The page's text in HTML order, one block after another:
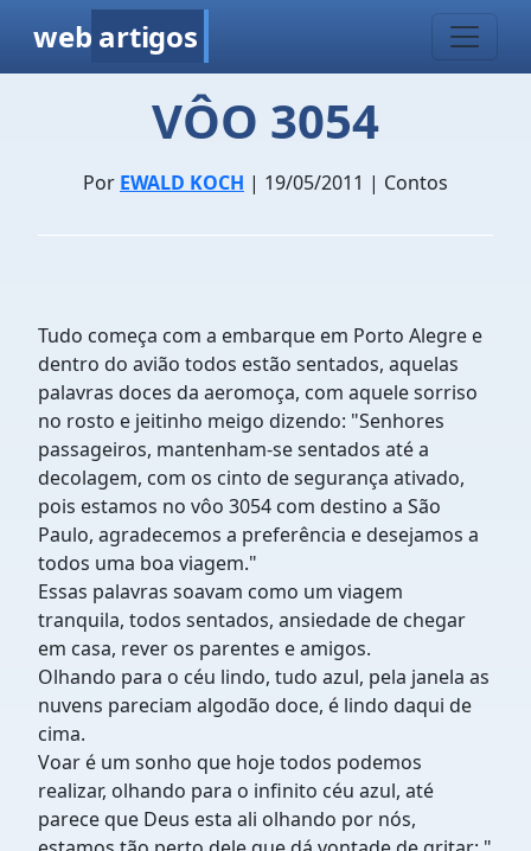
web artigos
VÔO 3054
Por EWALD KOCH | 19/05/2011 | Contos
Tudo começa com a embarque em Porto Alegre e
dentro do avião todos estão sentados, aquelas
palavras doces da aeromoça, com aquele sorriso
no rosto e jeitinho meigo dizendo: "Senhores
passageiros, mantenham-se sentados até a
decolagem, com os cinto de segurança ativado,
pois estamos no vôo 3054 com destino a São
Paulo, agradecemos a preferência e desejamos a
todos uma boa viagem."
Essas palavras soavam como um viagem
tranquila, todos sentados, ansiedade de chegar
em casa, rever os parentes e amigos.
Olhando para o céu lindo, tudo azul, pela janela as
nuvens pareciam algodão doce, é lindo daqui de
cima.
Voar é um sonho que hoje todos podemos
realizar, olhando para o infinito céu azul, até
parece que Deus esta ali olhando por nós,